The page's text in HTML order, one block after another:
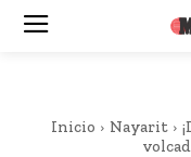
Inicio Nayarit